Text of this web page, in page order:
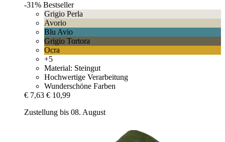
-31% Bestseller
Grigio Perla
Avorio
Blu Avio
Grigio Tortora
Ocra
+5
Material: Steingut
Hochwertige Verarbeitung
Wunderschöne Farben
€ 7,63 € 10,99
Zustellung bis 08. August